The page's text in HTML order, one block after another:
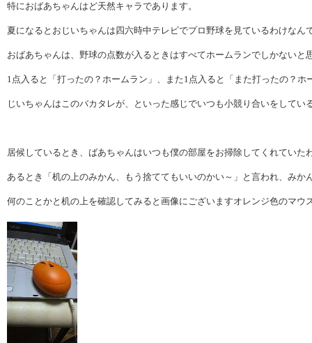
特におばあちゃんはど天然キャラであります。
夏になるとおじいちゃんは四六時中テレビでプロ野球を見ているわけなん
おばあちゃんは、野球の点数が入るときはすべてホームランでしかないと
1点入ると「打ったの？ホームラン」、また1点入ると「また打ったの？
じいちゃんはこのバカタレが、といった感じでいつも小競り合いをしてい
居候しているとき、ばあちゃんはいつも僕の部屋をお掃除してくれていた
あるとき「机の上のみかん、もう捨ててもいいのかい～」と言われ、みか
何のことかと机の上を確認してみると画像にございますオレンジ色のマウ